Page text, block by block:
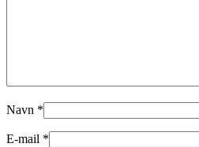
Navn *
E-mail *